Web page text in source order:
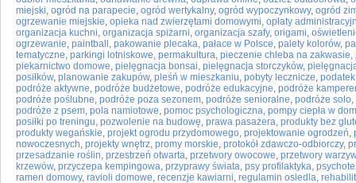
miejski, ogród na parapecie, ogród wertykalny, ogród wypoczynkowy, ogród
ogrzewanie miejskie, opieka nad zwierzętami domowymi, opłaty
organizacja kuchni, organizacja spiżarni, organizacja szafy, origami,
ogrzewanie, paintball , pakowanie plecaka, pałace w Polsce, palety kolorów,
tematyczne, parkingi lotniskowe, permakultura, pieczenie chleba na zakwasie,
piekarnictwo domowe, pielęgnacja bonsai, pielęgnacja storczyków,
posiłków, planowanie zakupów, pleśń w mieszkaniu, pobyty lecznicze,
podróże aktywne, podróże budżetowe, podróże edukacyjne, podróże
podróże poślubne, podróże poza sezonem, podróże senioralne, podróże solo,
podróże z psem, pola namiotowe, pomoc psychologiczna, pompy ciepła w
posiłki po treningu, pozwolenie na budowę, prawa pasażera, produkty bez
produkty wegańskie, projekt ogrodu przydomowego, projektowanie ogrodzeń,
nowoczesnych, projekty wnętrz, promy morskie, protokół zdawczo-odbiorczy,
przesadzanie roślin, przestrzeń otwarta, przetwory owocowe, przetwory
krzewów, przyczepa kempingowa, przyprawy świata, psy profilaktyka,
ramen domowy, ravioli domowe, recenzje kawiarni, regulamin osiedla,